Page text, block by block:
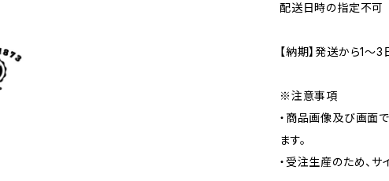
配送日時の指定不可
【納期】発送から1〜
※注意事項
・商品画像及び画面
ます。
・受注生産のため、